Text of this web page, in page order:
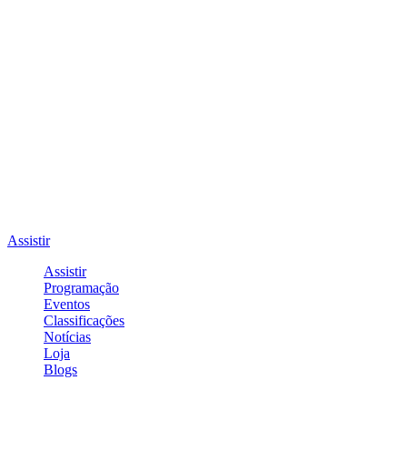
Assistir
Assistir
Programação
Eventos
Classificações
Notícias
Loja
Blogs